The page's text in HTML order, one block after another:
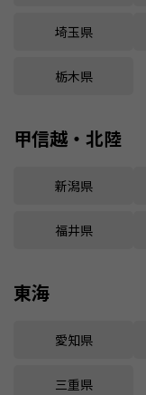
埼玉県
栃木県
甲信越・北陸
新潟県
福井県
東海
愛知県
三重県